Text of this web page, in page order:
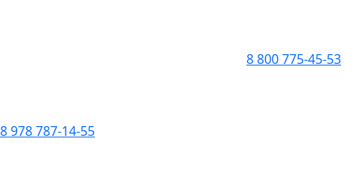
8 800 775-45-53
8 978 787-14-55